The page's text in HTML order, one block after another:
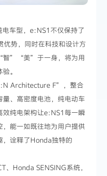
车型，e:NS1不仅保持了
优势，同时在科技和设计方
智”“美”于一身，将为用
。
Architecture F”，整合
、高密度电池，纯电动车
效纯电架构让e:NS1每一瞬
能一如既往地为用户提供
，诠释了Honda独特的
、Honda SENSING系统，